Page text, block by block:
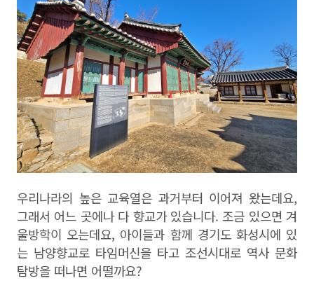
우리나라의 높은 교육열은 과거부터 이어져 왔는데요,
그래서 어느 곳에나 다 향교가 있습니다. 조금 있으면 겨
울방학이 오는데요, 아이들과 함께 경기도 화성시에 있
는 남양향교로 타임머신을 타고 조선시대로 역사 문화
탐방을 떠나면 어떨까요?